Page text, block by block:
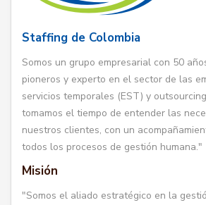
Staffing de Colombia
Somos un grupo empresarial con 50
pioneros y experto en el sector de las
servicios temporales (EST) y
tomamos el tiempo de entender las
nuestros clientes, con un
todos los procesos de gestión humana."
Misión
"Somos el aliado estratégico en la